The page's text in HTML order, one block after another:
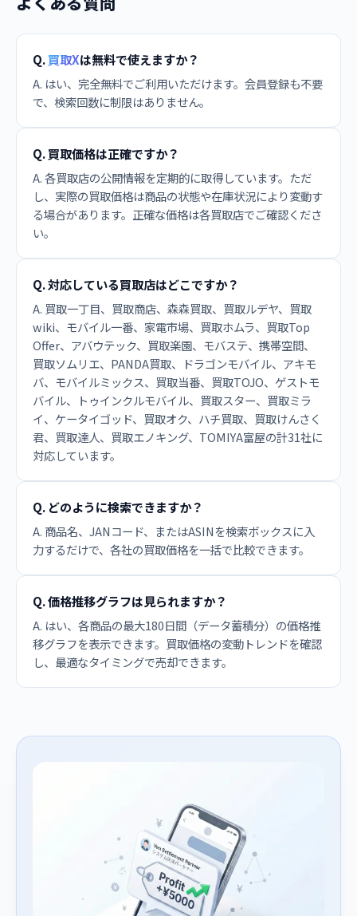
Q.買取Xは無料で使えますか？
A. はい、完全無料でご利用いただけます。会員登録も不要
で、検索回数に制限はありません。
Q. 買取価格は正確ですか？
A. 各買取店の公開情報を定期的に取得しています。ただ
し、実際の買取価格は商品の状態や在庫状況により変動す
る場合があります。正確な価格は各買取店でご確認くださ
い。
Q. 対応している買取店はどこですか？
A. 買取一丁目、買取商店、森森買取、買取ルデヤ、買取
wiki、モバイル一番、家電市場、買取ホムラ、買取Top
Offer、アバウテック、買取楽園、モバステ、携帯空間、
買取ソムリエ、PANDA買取、ドラゴンモバイル、アキモ
バ、モバイルミックス、買取当番、買取TOJO、ゲストモ
バイル、トゥインクルモバイル、買取スター、買取ミラ
イ、ケータイゴッド、買取オク、ハチ買取、買取けんさく
君、買取達人、買取エノキング、TOMIYA富屋の計31社に
対応しています。
Q. どのように検索できますか？
A. 商品名、JANコード、またはASINを検索ボックスに入
力するだけで、各社の買取価格を一括で比較できます。
Q. 価格推移グラフは見られますか？
A. はい、各商品の最大180日間（データ蓄積分）の価格推
移グラフを表示できます。買取価格の変動トレンドを確認
し、最適なタイミングで売却できます。